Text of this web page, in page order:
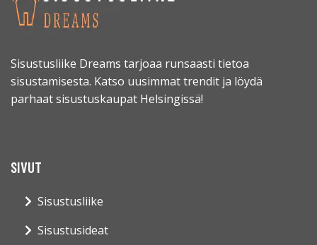
Sisustusliike Dreams tarjoaa runsaasti tietoa
sisustamisesta. Katso uusimmat trendit ja löydä
parhaat sisustuskaupat Helsingissä!
SIVUT
Sisustusliike
Sisustusideat